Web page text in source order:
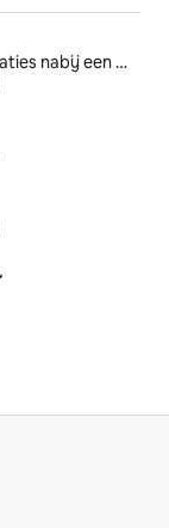
Accommodaties nabij een meer